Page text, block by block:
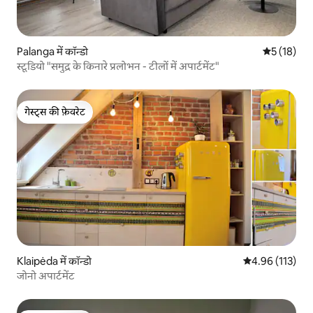
Palanga में कॉन्डो औसत रेटिंग
5 (18)
स्टूडियो "समुद्र के किनारे प्रलोभन - टीलों में अपार्टमेंट"
गेस्ट्स की फ़ेवरेट
गेस्ट्स की फ़ेवरेट
Klaipėda में कॉन्डो औसत रेटिंग 5 में से
4.96 (113)
जोनो अपार्टमेंट